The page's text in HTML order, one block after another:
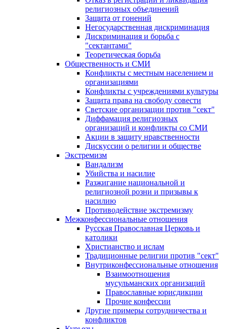
религиозных объединений
Защита от гонений
Негосударственная дискриминация
Дискриминация и борьба с
"сектантами"
Теоретическая борьба
Общественность и СМИ
Конфликты с местным населением и
организациями
Конфликты с учреждениями культуры
Защита права на свободу совести
Светские организации против "сект"
Диффамация религиозных
организаций и конфликты со СМИ
Акции в защиту нравственности
Дискуссии о религии и обществе
Экстремизм
Вандализм
Убийства и насилие
Разжигание национальной и
религиозной розни и призывы к
насилию
Противодействие экстремизму
Межконфессиональные отношения
Русская Православная Церковь и
католики
Христианство и ислам
Традиционные религии против "сект"
Внутриконфессиональные отношения
Взаимоотношения
мусульманских организаций
Православные юрисдикции
Прочие конфессии
Другие примеры сотрудничества и
конфликтов